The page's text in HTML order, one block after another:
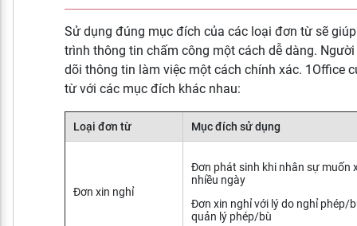
Sử dụng đúng mục đích của các loại đơn từ sẽ
trình thông tin chấm công một cách dễ dàng.
dõi thông tin làm việc một cách chính xác. 1Office
từ với các mục đích khác nhau:
Loại đơn từ Mục đích sử dụng
Đơn xin nghỉ
Đơn phát sinh khi nhân sự muốn
nhiều ngày
Đơn xin nghỉ với lý do nghỉ phép/
quản lý phép/bù